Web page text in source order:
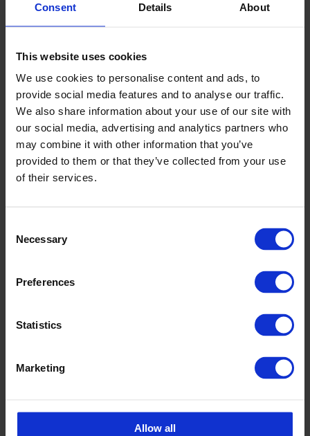
Consent Details About
This website uses cookies
We use cookies to personalise content and ads, to
provide social media features and to analyse our traffic.
We also share information about your use of our site with
our social media, advertising and analytics partners who
may combine it with other information that you’ve
provided to them or that they’ve collected from your use
of their services.
Selection
Necessary
Preferences
Statistics
Marketing
Allow all
Laaja lämpötila-alue
Hyvä kemikaali- ja
Tiiveystestaus Logistiikkaratkaisut
Tuotteet on helppo puhdistaa
Lisätarvikkeet